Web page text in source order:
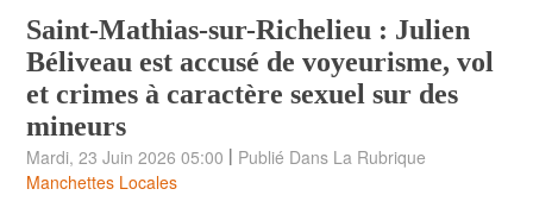
Saint-Mathias-sur-Richelieu : Julien
Béliveau est accusé de voyeurisme, vol
et crimes à caractère sexuel sur des
mineurs
Mardi, 23 Juin 2026 05:00 | Publié Dans La Rubrique
Manchettes Locales